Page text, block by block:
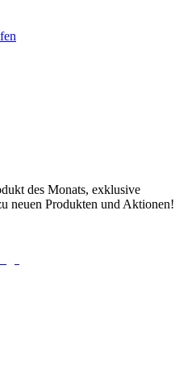
des Monats, exklusive
neuen Produkten und Aktionen!